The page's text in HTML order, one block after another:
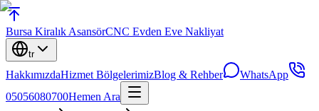
Bursa Kiralık AsansörCNC Evden Eve Nakliyat
tr
HakkımızdaHizmet BölgelerimizBlog & Rehber
WhatsApp
05056080700Hemen Ara